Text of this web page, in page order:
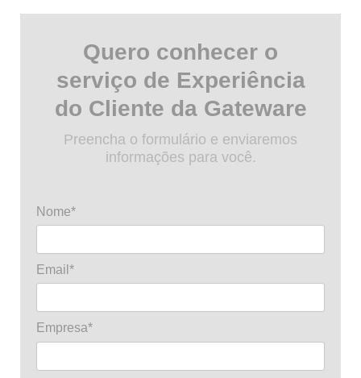
Quero conhecer o
serviço de Experiência
do Cliente da Gateware
Preencha o formulário e enviaremos
informações para você.
Nome*
Email*
Empresa*